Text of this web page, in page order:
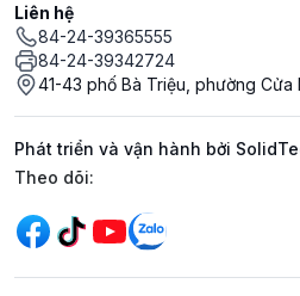
Liên hệ
84-24-39365555
84-24-39342724
41-43 phố Bà Triệu, phường Cửa
Phát triển và vận hành bởi
Mạng xã hội
Theo dõi: